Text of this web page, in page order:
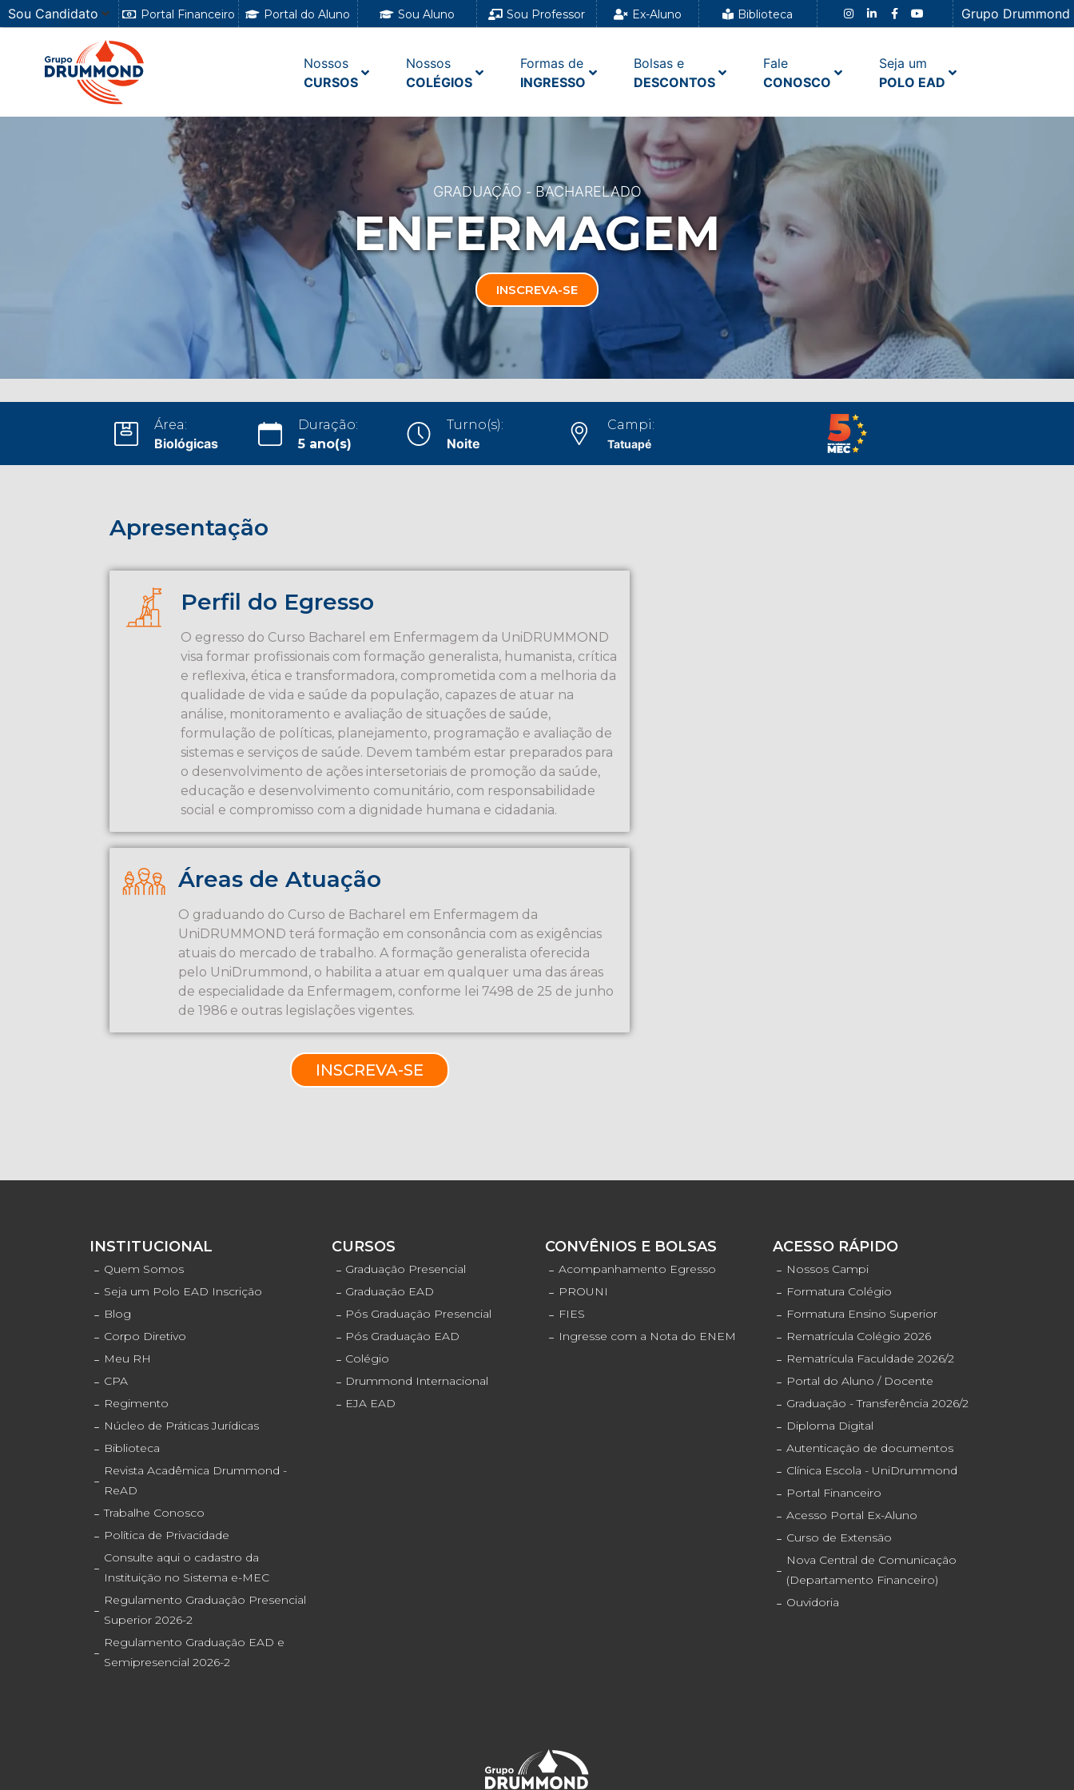
Sou Candidato Portal Financeiro Portal do Aluno Sou Aluno Sou Professor Ex-Aluno Biblioteca Grupo Drummond
Nossos
CURSOS
Nossos
COLÉGIOS
Formas de
INGRESSO
Bolsas e
DESCONTOS
Fale
CONOSCO
Seja um
POLO EAD
GRADUAÇÃO - BACHARELADO
ENFERMAGEM
INSCREVA-SE
Área:
Biológicas
Duração:
5 ano(s)
Turno(s):
Noite
Campi:
Tatuapé
Apresentação
Perfil do Egresso
O egresso do Curso Bacharel em Enfermagem da UniDRUMMOND
visa formar profissionais com formação generalista, humanista, crítica
e reflexiva, ética e transformadora, comprometida com a melhoria da
qualidade de vida e saúde da população, capazes de atuar na
análise, monitoramento e avaliação de situações de saúde,
formulação de políticas, planejamento, programação e avaliação de
sistemas e serviços de saúde. Devem também estar preparados para
o desenvolvimento de ações intersetoriais de promoção da saúde,
educação e desenvolvimento comunitário, com responsabilidade
social e compromisso com a dignidade humana e cidadania.
Áreas de Atuação
O graduando do Curso de Bacharel em Enfermagem da
UniDRUMMOND terá formação em consonância com as exigências
atuais do mercado de trabalho. A formação generalista oferecida
pelo UniDrummond, o habilita a atuar em qualquer uma das áreas
de especialidade da Enfermagem, conforme lei 7498 de 25 de junho
de 1986 e outras legislações vigentes.
INSCREVA-SE
INSTITUCIONAL
Quem Somos
Seja um Polo EAD Inscrição
Blog
Corpo Diretivo
Meu RH
CPA
Regimento
Núcleo de Práticas Jurídicas
Biblioteca
Revista Acadêmica Drummond -
ReAD
Trabalhe Conosco
Política de Privacidade
Consulte aqui o cadastro da
Instituição no Sistema e-MEC
Regulamento Graduação Presencial
Superior 2026-2
Regulamento Graduação EAD e
Semipresencial 2026-2
CURSOS
Graduação Presencial
Graduação EAD
Pós Graduação Presencial
Pós Graduação EAD
Colégio
Drummond Internacional
EJA EAD
CONVÊNIOS E BOLSAS
Acompanhamento Egresso
PROUNI
FIES
Ingresse com a Nota do ENEM
ACESSO RÁPIDO
Nossos Campi
Formatura Colégio
Formatura Ensino Superior
Rematrícula Colégio 2026
Rematrícula Faculdade 2026/2
Portal do Aluno / Docente
Graduação - Transferência 2026/2
Diploma Digital
Autenticação de documentos
Clínica Escola - UniDrummond
Portal Financeiro
Acesso Portal Ex-Aluno
Curso de Extensão
Nova Central de Comunicação
(Departamento Financeiro)
Ouvidoria